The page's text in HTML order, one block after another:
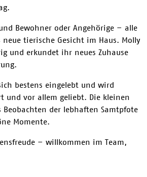
Bewohner oder Angehörige – alle
tierische Gesicht im Haus. Molly
und erkundet ihr neues Zuhause
bestens eingelebt und wird
und vor allem geliebt. Die kleinen
Beobachten der lebhaften Samtpfote
Momente.
– willkommen im Team,